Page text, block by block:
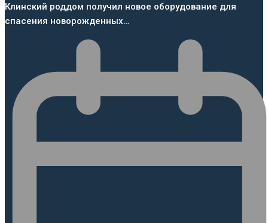
Клинский роддом получил новое оборудование для
спасения новорожденных…